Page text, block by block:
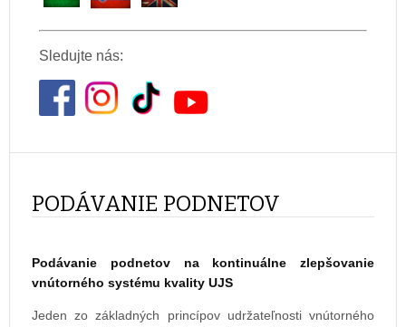
Sledujte nás:
PODÁVANIE PODNETOV
Podávanie podnetov na kontinuálne zlepšovanie
vnútorného systému kvality UJS
Jeden zo základných princípov udržateľnosti vnútorného